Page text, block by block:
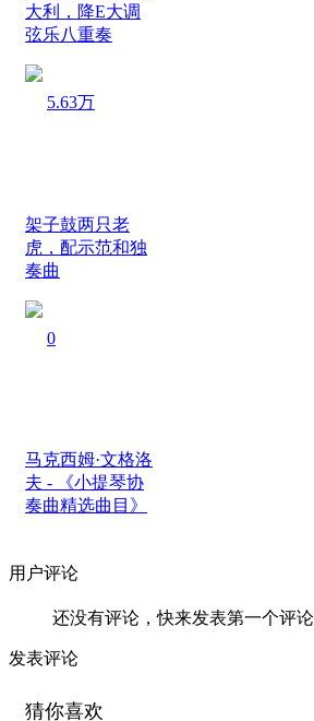
大利，降E大调
弦乐八重奏
5.63万
架子鼓两只老
虎，配示范和独
奏曲
0
马克西姆·文格洛
夫 - 《小提琴协
奏曲精选曲目》
用户评论
还没有评论，快来发表第一个评论
发表评论
猜你喜欢